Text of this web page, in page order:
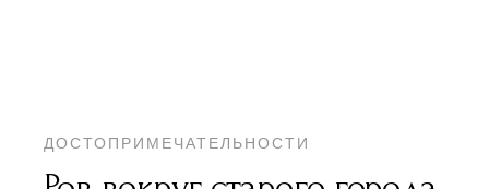
ДОСТОПРИМЕЧАТЕЛЬНОСТИ